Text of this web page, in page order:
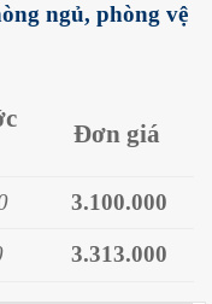
ngủ, phòng vệ
Đơn giá
3.100.000
3.313.000